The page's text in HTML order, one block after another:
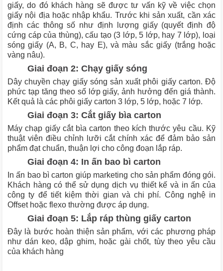
giấy, do đó khách hàng sẽ được tư vấn kỹ về việc chọn
giấy nội địa hoặc nhập khẩu. Trước khi sản xuất, cần xác
định các thông số như định lượng giấy (quyết định độ
cứng cáp của thùng), cấu tạo (3 lớp, 5 lớp, hay 7 lớp), loại
sóng giấy (A, B, C, hay E), và màu sắc giấy (trắng hoặc
vàng nâu).
Giai đoạn 2: Chạy giấy sóng
Dây chuyền chạy giấy sóng sản xuất phôi giấy carton. Độ
phức tạp tăng theo số lớp giấy, ảnh hưởng đến giá thành.
Kết quả là các phôi giấy carton 3 lớp, 5 lớp, hoặc 7 lớp.
Giai đoạn 3: Cắt giấy bìa carton
Máy chạp giấy cắt bìa carton theo kích thước yêu cầu. Kỹ
thuật viên điều chỉnh lưỡi cắt chính xác để đảm bảo sản
phẩm đạt chuẩn, thuận lợi cho công đoạn lắp ráp.
Giai đoạn 4: In ấn bao bì carton
In ấn bao bì carton giúp marketing cho sản phẩm đóng gói.
Khách hàng có thể sử dụng dịch vụ thiết kế và in ấn của
công ty để tiết kiệm thời gian và chi phí. Công nghệ in
Offset hoặc flexo thường được áp dụng.
Giai đoạn 5: Lắp ráp thùng giấy carton
Đây là bước hoàn thiện sản phẩm, với các phương pháp
như dán keo, dập ghim, hoặc gài chốt, tùy theo yêu cầu
của khách hàng